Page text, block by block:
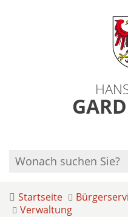
Startseite
Verwaltung